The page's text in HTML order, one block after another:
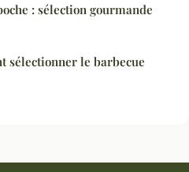
: sélection gourmande
sélectionner le barbecue